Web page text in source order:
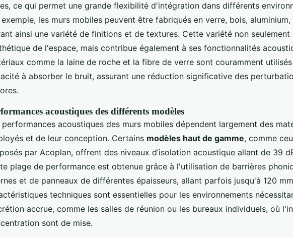
ce qui permet une grande flexibilité d'intégration dans différents
exemple, les murs mobiles peuvent être fabriqués en verre, bois, aluminium,
ainsi une variété de finitions et de textures. Cette variété non seulement
de l'espace, mais contribue également à ses fonctionnalités
comme la laine de roche et la fibre de verre sont couramment
à absorber le bruit, assurant une réduction significative des
acoustiques des différents modèles
performances acoustiques des murs mobiles dépendent largement des
et de leur conception. Certains modèles haut de gamme, comme
par Acoplan, offrent des niveaux d’isolation acoustique allant de 39
plage de performance est obtenue grâce à l'utilisation de barrières
et de panneaux de différentes épaisseurs, allant parfois jusqu'à 120
techniques sont essentielles pour les environnements
accrue, comme les salles de réunion ou les bureaux individuels, où
sont de mise.